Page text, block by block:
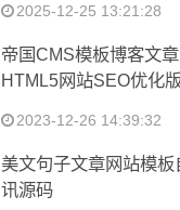
2025-12-25 13:21:28
帝国CMS模板博客文
HTML5网站SEO优化
2023-12-26 14:39:32
美文句子文章网站模
讯源码